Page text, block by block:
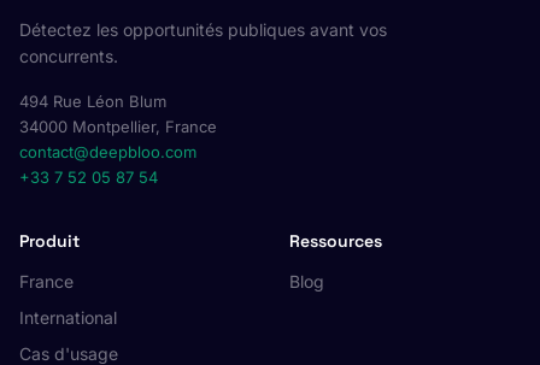
Détectez les opportunités publiques avant vos
concurrents.
494 Rue Léon Blum
34000 Montpellier, France
contact@deepbloo.com
+33 7 52 05 87 54
Produit
France
International
Cas d'usage
Ressources
Blog